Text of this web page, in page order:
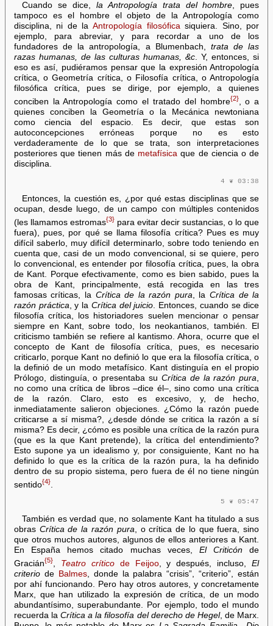
Cuando se dice, la Antropología trata del hombre, pues
tampoco es el hombre el objeto de la Antropología como
disciplina, ni de la Antropología filosóficasiquiera. Sino, por
ejemplo, para abreviar, y para recordar a uno de los
fundadores de la antropología, a Blumenbach, trata de las
razas humanas, de las culturas humanas, &c. Y, entonces, si
eso es así, pudiéramos pensar que la expresión Antropología
crítica, o Geometría crítica, o Filosofía crítica, o Antropología
filosófica crítica, pues se dirige, por ejemplo, a quienes
conciben la Antropología como el tratado del hombre{2}, o a
quienes conciben la Geometría o la Mecánica newtoniana
como ciencia del espacio. Es decir, que estas son
autoconcepciones erróneas porque no es esto
verdaderamente de lo que se trata, son interpretaciones
posteriores que tienen más de metafísica que de ciencia o de
disciplina.
4 ❦ 03:38
Entonces, la cuestión es, ¿por qué estas disciplinas que se
ocupan, desde luego, de un campo con múltiples contenidos
(les llamamos estromas{3}para evitar decir sustancias, o lo que
fuera), pues, por qué se llama filosofía crítica? Pues es muy
difícil saberlo, muy difícil determinarlo, sobre todo teniendo en
cuenta que, casi de un modo convencional, si se quiere, pero
lo convencional, es entender por filosofía crítica, pues, la obra
de Kant. Porque efectivamente, como es bien sabido, pues la
obra de Kant, principalmente, está recogida en las tres
famosas críticas, la Crítica de la razón pura , laCrítica de la
razón práctica , y la Crítica del juicio . Entonces, cuando se dice
filosofía crítica, los historiadores suelen mencionar o pensar
siempre en Kant, sobre todo, los neokantianos, también. El
criticismo también se refiere al kantismo. Ahora, ocurre que el
concepto de Kant de filosofía crítica, pues, es necesario
criticarlo, porque Kant no definió lo que era la filosofía crítica, o
la definió de un modo metafísico. Kant distinguía en el propio
Prólogo, distinguía, o presentaba su Crítica de la razón pura
no como una crítica de libros –dice él–, sino como una crítica
de la razón. Claro, esto es excesivo, y, de hecho,
inmediatamente salieron objeciones. ¿Cómo la razón puede
criticarse a sí misma?, ¿desde dónde se critica la razón a sí
misma? Es decir, ¿cómo es posible una crítica de la razón pura
(que es la que Kant pretende), la crítica del entendimiento?
Esto supone ya un idealismo y, por consiguiente, Kant no ha
definido lo que es la crítica de la razón pura, la ha definido
dentro de su propio sistema, pero fuera de él no tiene ningún
sentido{4}.
5 ❦ 05:47
También es verdad que, no solamente Kant ha titulado a sus
obras Crítica de la razón pura, o crítica de lo que fuera, sino
que otros muchos autores, algunos de ellos anteriores a Kant.
En España hemos citado muchas veces, El Criticón de
Gracián{5}, Teatro críticode Feijoo, y después, incluso,El
criteriode Balmes, donde la palabra “crisis”, “criterio”, están
por ahí funcionando. Pero hay otros autores, y concretamente
Marx, que han utilizado la expresión de crítica, de un modo
abundantísimo, superabundante. Por ejemplo, todo el mundo
recuerda laCrítica a la filosofía del derecho de Hegel, de Marx.